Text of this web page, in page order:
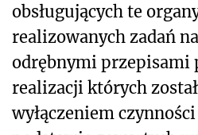
obsługujących te
realizowanych zadań
odrębnymi przepisami
realizacji których
wyłączeniem